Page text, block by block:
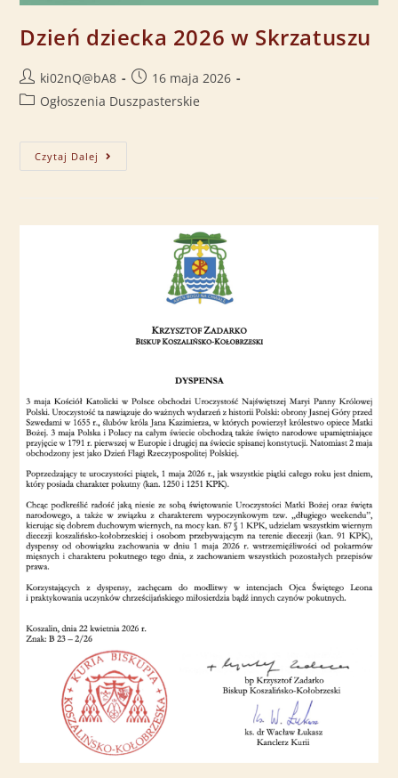
Dzień dziecka 2026 w Skrzatuszu
ki02nQ@bA8
16 maja 2026
Ogłoszenia Duszpasterskie
Czytaj Dalej